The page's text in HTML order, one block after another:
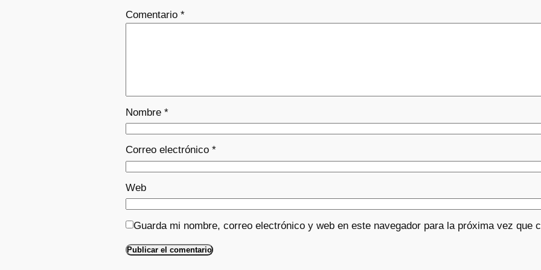
Comentario *
Nombre *
Correo electrónico *
Web
Guarda mi nombre, correo electrónico y web en este navegador para la próxima vez que